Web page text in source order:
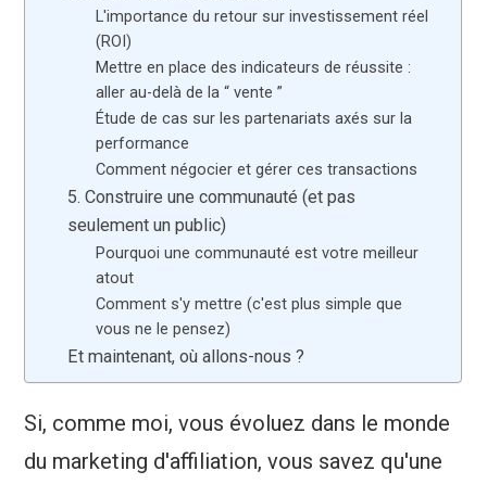
L'importance du retour sur investissement réel
(ROI)
Mettre en place des indicateurs de réussite :
aller au-delà de la “ vente ”
Étude de cas sur les partenariats axés sur la
performance
Comment négocier et gérer ces transactions
5. Construire une communauté (et pas
seulement un public)
Pourquoi une communauté est votre meilleur
atout
Comment s'y mettre (c'est plus simple que
vous ne le pensez)
Et maintenant, où allons-nous ?
Si, comme moi, vous évoluez dans le monde
du marketing d'affiliation, vous savez qu'une